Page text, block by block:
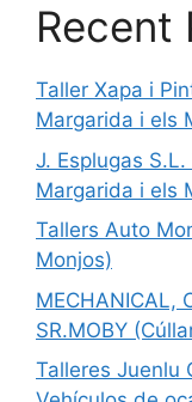
Recent
Taller Xapa i
Margarida i els
J. Esplugas
Margarida i els
Tallers Auto
Monjos)
MECHANICAL,
SR.MOBY
Talleres Juenlu